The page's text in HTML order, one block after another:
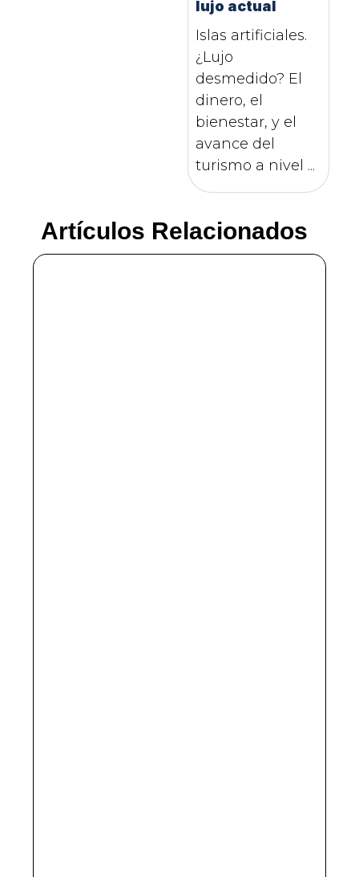
lujo actual
Islas artificiales.
¿Lujo
desmedido? El
dinero, el
bienestar, y el
avance del
turismo a nivel ...
Artículos Relacionados